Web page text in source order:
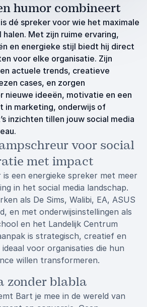
humor combineert
dé spreker voor wie het maximale
halen. Met zijn ruime ervaring,
en energieke stijl biedt hij direct
voor elke organisatie. Zijn
actuele trends, creatieve
cases, en zorgen
nieuwe ideeën, motivatie en een
in marketing, onderwijs of
inzichten tillen jouw social media
voor social
met impact
een energieke spreker met meer
in het social media landschap.
als De Sims, Walibi, EA, ASUS
en met onderwijsinstellingen als
en het Landelijk Centrum
is strategisch, creatief en
voor organisaties die hun
willen transformeren.
zonder blabla
Bart je mee in de wereld van